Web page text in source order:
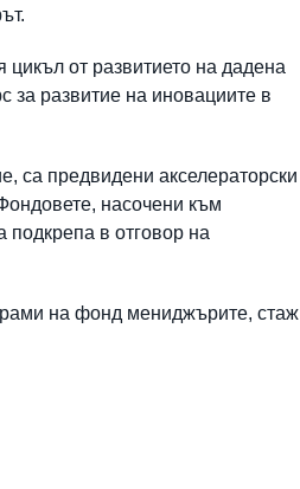
от развитието на дадена
за развитие на иновациите в
са предвидени акселераторски
насочени към
подкрепа в отговор на
на фонд мениджърите, стаж